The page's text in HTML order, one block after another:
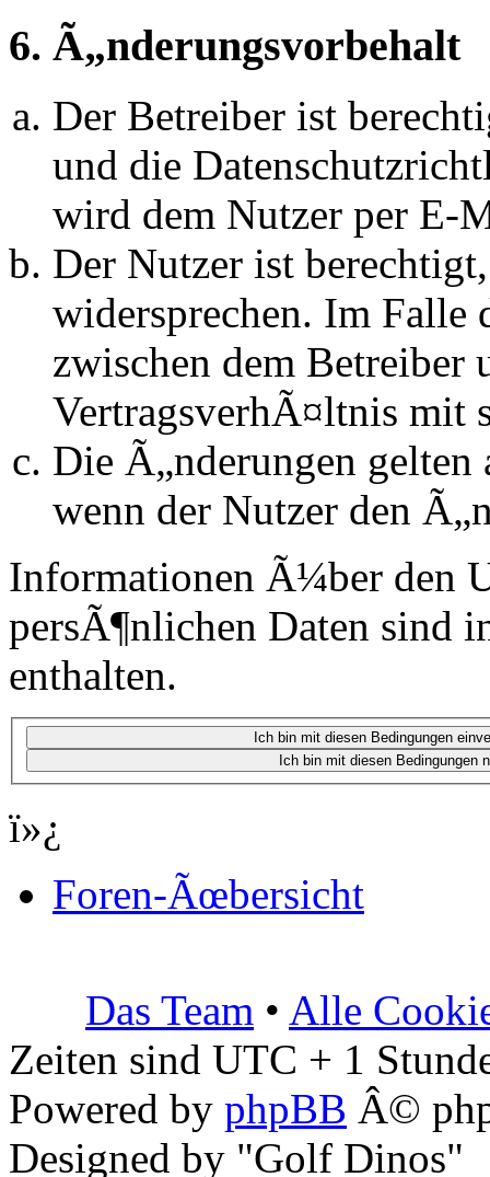
6. Ã„nderungsvorbehalt
Der Betreiber ist
und die
wird dem Nutzer per E-
Der Nutzer ist
widersprechen. Im Falle
zwischen dem Betreiber
VertragsverhÃ¤ltnis mit
Die Ã„nderungen
wenn der Nutzer den
Informationen Ã¼ber den
persÃ¶nlichen Daten sind
enthalten.
ï»¿
Foren-Ãœbersicht
Das Team • Alle
Zeiten sind UTC + 1
Powered by phpBB Â©
Designed by "Golf Dinos"